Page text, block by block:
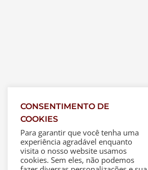
CONSENTIMENTO DE
COOKIES
Para garantir que você tenha uma
experiência agradável enquanto
visita o nosso website usamos
cookies. Sem eles, não podemos